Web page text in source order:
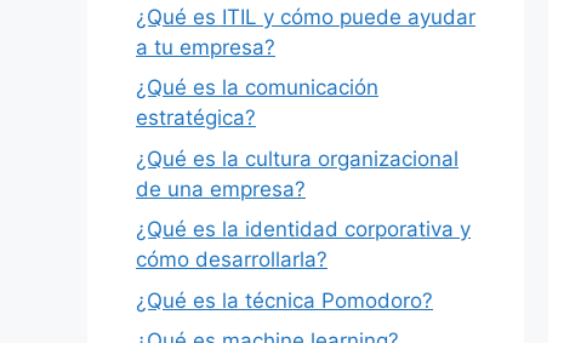
¿Qué es ITIL y cómo puede ayudar
a tu empresa?
¿Qué es la comunicación
estratégica?
¿Qué es la cultura organizacional
de una empresa?
¿Qué es la identidad corporativa y
cómo desarrollarla?
¿Qué es la técnica Pomodoro?